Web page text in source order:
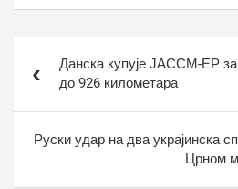
чланкаДанска купује ЈАССМ-ЕР
до 926 километара
Руски удар на два украјинска
Црном